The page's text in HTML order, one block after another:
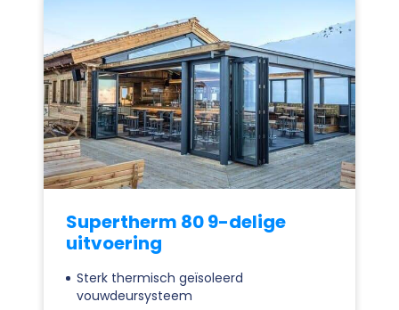
Supertherm 80 9-delige
uitvoering
Sterk thermisch geïsoleerd
vouwdeursysteem